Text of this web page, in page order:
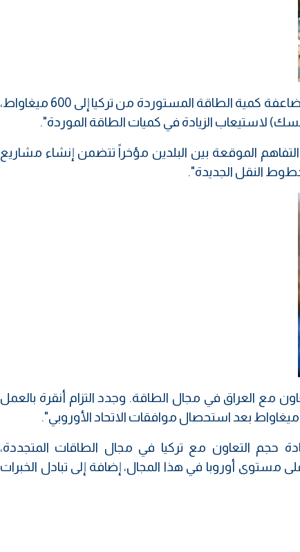
وبحسب البيان، فقد "ناقش الطرفان تسريع إجراءات مضاعفة كمية الطاقة المستوردة من تركيا إلى 600 ميغاواط،
الموقعة بين البلدين مؤخراً تتضمن إنشاء مشاريع
النقل الجديدة".
مع العراق في مجال الطاقة. وجدد التزام أنقرة بالعمل
حجم التعاون مع تركيا في مجال الطاقات المتجددة،
مستوى أوروبا في هذا المجال، إضافة إلى تبادل الخبرات